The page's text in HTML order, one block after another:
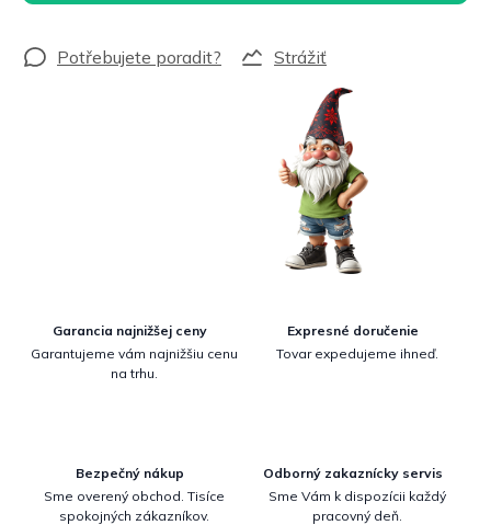
Strážiť
Garancia najnižšej ceny
Garantujeme vám najnižšiu cenu
na trhu.
Expresné doručenie
Tovar expedujeme ihneď.
Bezpečný nákup
Sme overený obchod. Tisíce
spokojných zákazníkov.
Odborný zakaznícky servis
Sme Vám k dispozícii každý
pracovný deň.